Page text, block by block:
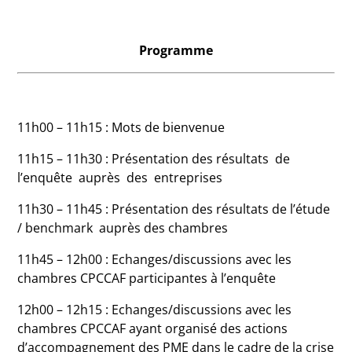
Programme
11h00 – 11h15 : Mots de bienvenue
11h15 – 11h30 : Présentation des résultats de
l’enquête auprès des entreprises
11h30 – 11h45 : Présentation des résultats de l’étude
/ benchmark auprès des chambres
11h45 – 12h00 : Echanges/discussions avec les
chambres CPCCAF participantes à l’enquête
12h00 – 12h15 : Echanges/discussions avec les
chambres CPCCAF ayant organisé des actions
d’accompagnement des PME dans le cadre de la crise